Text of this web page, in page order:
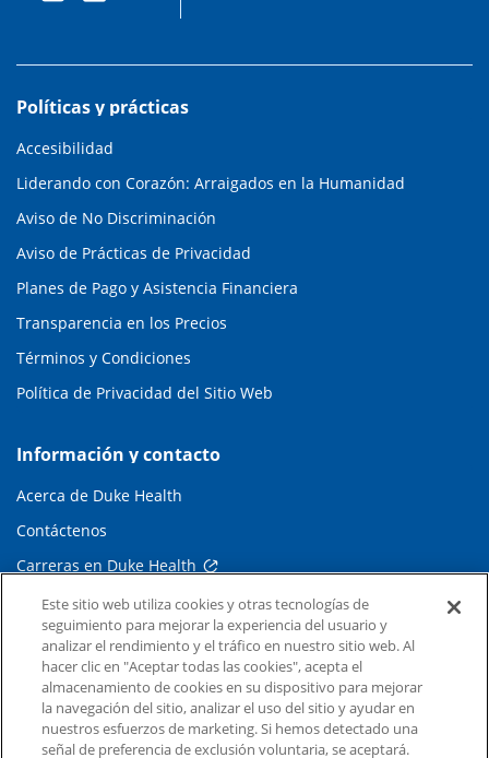
Políticas y prácticas
Accesibilidad
Liderando con Corazón: Arraigados en la Humanidad
Aviso de No Discriminación
Aviso de Prácticas de Privacidad
Planes de Pago y Asistencia Financiera
Transparencia en los Precios
Términos y Condiciones
Política de Privacidad del Sitio Web
Información y contacto
Acerca de Duke Health
Contáctenos
Carreras en Duke Health
Sala de Prensa de Duke Health
Suscripción al Correo Electrónico
Médicos Derivadores
Enlaces relacionados
Este sitio web utiliza cookies y otras tecnologías de
seguimiento para mejorar la experiencia del usuario y
analizar el rendimiento y el tráfico en nuestro sitio web. Al
hacer clic en "Aceptar todas las cookies", acepta el
almacenamiento de cookies en su dispositivo para mejorar
la navegación del sitio, analizar el uso del sitio y ayudar en
nuestros esfuerzos de marketing. Si hemos detectado una
señal de preferencia de exclusión voluntaria, se aceptará.